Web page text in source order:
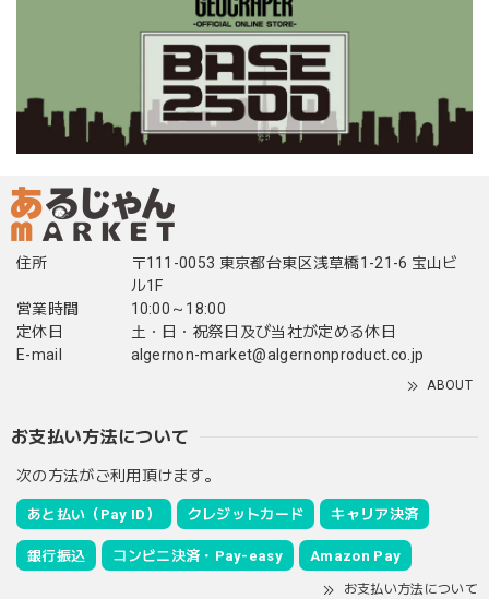
住所
〒111-0053 東京都台東区浅草橋1-21-6 宝山ビ
ル1F
営業時間
10:00～18:00
定休日
土・日・祝祭日及び当社が定める休日
E-mail
algernon-market@algernonproduct.co.jp
ABOUT
お支払い方法について
次の方法がご利用頂けます。
あと払い（Pay ID） クレジットカード キャリア決済
銀行振込 コンビニ決済・Pay-easy Amazon Pay
お支払い方法について